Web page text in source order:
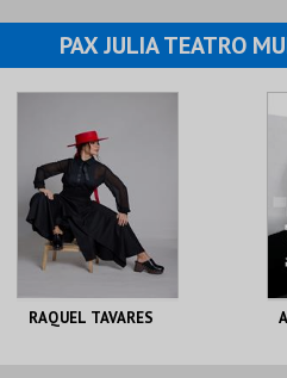
CARRINHO
EVENTOS
CARTÕES
PRODUTOS
PAX JULIA TEATRO
RAQUEL TAVARES